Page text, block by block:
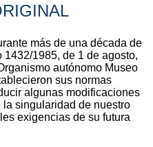
más de una década de
1985, de 1 de agosto,
autónomo Museo
sus normas
algunas modificaciones
singularidad de nuestro
exigencias de su futura